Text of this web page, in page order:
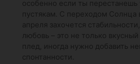
особенно если ты перестанешь
пустякам. С переходом Солнца
апреля захочется
любовь – это не только
плед, иногда нужно добавить
спонтанности.